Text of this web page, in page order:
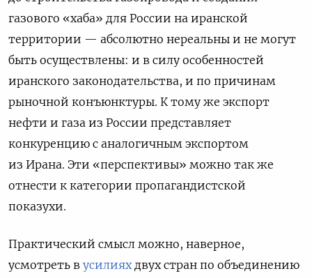
газового «хаба» для России на иранской
территории — абсолютно нереальны и не могут
быть осуществлены: и в силу особенностей
иранского законодательства, и по причинам
рыночной конъюнктуры. К тому же экспорт
нефти и газа из России представляет
конкуренцию с аналогичным экспортом
из Ирана. Эти «перспективы» можно так же
отнести к категории пропагандистской
показухи.
Практический смысл можно, наверное,
усмотреть в усилияхдвух стран по объединению